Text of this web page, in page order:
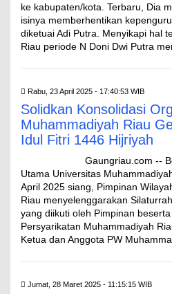
ke kabupaten/kota. Terbaru, Dia
isinya memberhentikan
diketuai Adi Putra. Menyikapi hal
Riau periode N Doni Dwi Putra
Rabu, 23 April 2025 - 17:40:53 WIB
Solidkan Konsolidasi
Muhammadiyah Riau
Idul Fitri 1446 Hijriyah
Gaungriau.com --
Utama Universitas
April 2025 siang, Pimpinan
Riau menyelenggarakan
yang diikuti oleh Pimpinan
Persyarikatan Muhammadiyah
Ketua dan Anggota PW
Jumat, 28 Maret 2025 - 11:15:15 WIB